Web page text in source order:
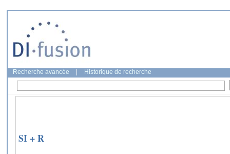
Recherche avancée Historique de recherche
SI + R